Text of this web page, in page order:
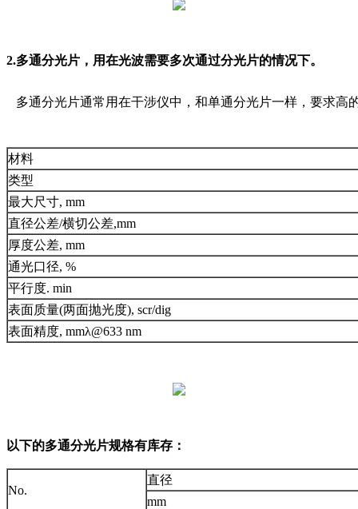
2.多通分光片，用在光波需要多次通过分光片的情况下。
多通分光片通常用在干涉仪中，和单通分光片一样，要求高
材料
类型
最大尺寸, mm
直径公差/横切公差,mm
厚度公差, mm
通光口径, %
平行度. min
表面质量(两面抛光度), scr/dig
表面精度, mmλ@633 nm
以下的多通分光片规格有库存：
No.
直径
mm